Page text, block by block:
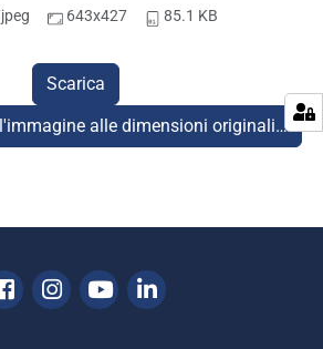
643x427 85.1 KB
Scarica
alle dimensioni originali…
Facebook
Instagram
YoutubeLinkedin